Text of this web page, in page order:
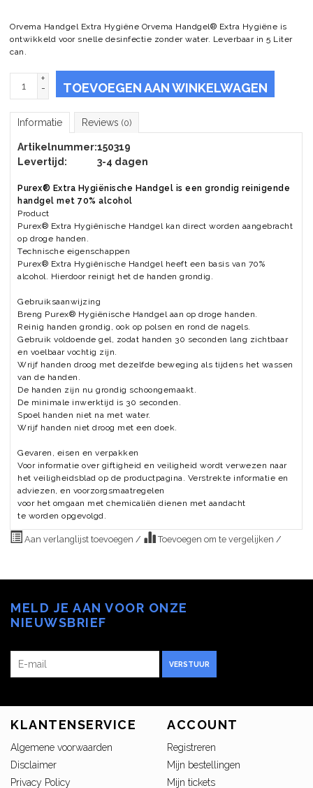
Orvema Handgel Extra Hygiëne Orvema Handgel® Extra Hygiëne is
ontwikkeld voor snelle desinfectie zonder water. Leverbaar in 5 Liter
can.
+
-
TOEVOEGEN AAN WINKELWAGEN
Informatie Reviews (0)
Artikelnummer:150319
Levertijd:
3-4 dagen
Purex® Extra Hygiënische Handgel is een grondig reinigende
handgel met 70% alcohol
Product
Purex® Extra Hygiënische Handgel kan direct worden aangebracht
op droge handen.
Technische eigenschappen
Purex® Extra Hygiënische Handgel heeft een basis van 70%
alcohol. Hierdoor reinigt het de handen grondig.
Gebruiksaanwijzing
Breng Purex® Hygiënische Handgel aan op droge handen.
Reinig handen grondig, ook op polsen en rond de nagels.
Gebruik voldoende gel, zodat handen 30 seconden lang zichtbaar
en voelbaar vochtig zijn.
Wrijf handen droog met dezelfde beweging als tijdens het wassen
van de handen.
De handen zijn nu grondig schoongemaakt.
De minimale inwerktijd is 30 seconden.
Spoel handen niet na met water.
Wrijf handen niet droog met een doek.
Gevaren, eisen en verpakken
Voor informatie over giftigheid en veiligheid wordt verwezen naar
het veiligheidsblad op de productpagina. Verstrekte informatie en
adviezen, en voorzorgsmaatregelen
voor het omgaan met chemicaliën dienen met aandacht
te worden opgevolgd.
Aan verlanglijst toevoegen / Toevoegen om te vergelijken /
MELD JE AAN VOOR ONZE
NIEUWSBRIEF
VERSTUUR
KLANTENSERVICE
Algemene voorwaarden
Disclaimer
Privacy Policy
ACCOUNT
Registreren
Mijn bestellingen
Mijn tickets